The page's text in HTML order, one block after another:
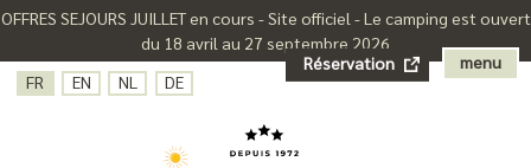
OFFRES SEJOURS JUILLET en cours - Site officiel - Le camping est ouvert
du 18 avril au 27 septembre 2026
menu
FR
EN NL DE
Réservation